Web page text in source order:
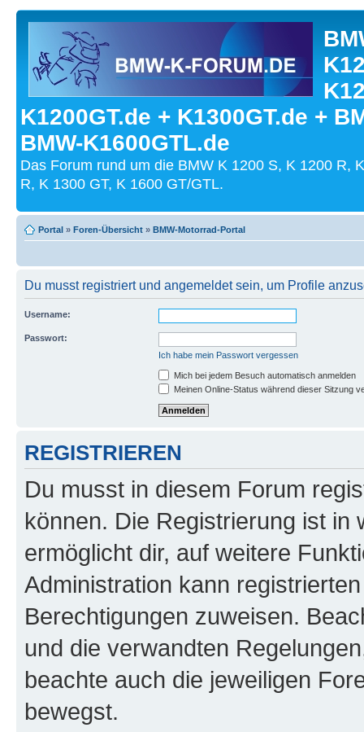
K1200GT.de + K1300GT.de +
BMW-K1600GTL.de
Das Forum rund um die BMW K 1200 S, K 1200 R,
R, K 1300 GT, K 1600 GT/GTL.
Portal » Foren-Übersicht » BMW-Motorrad-Portal
Du musst registriert und angemeldet sein, um Profile
Username:
Passwort:
Ich habe mein Passwort vergessen
Mich bei jedem Besuch automatisch anmelden
Meinen Online-Status während dieser Sitzung
REGISTRIEREN
Du musst in diesem Forum
können. Die Registrierung ist in
ermöglicht dir, auf weitere
Administration kann
Berechtigungen zuweisen.
und die verwandten
beachte auch die jeweiligen
bewegst.